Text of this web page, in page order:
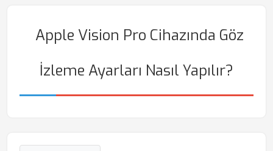
Apple Vision Pro Cihazında Göz
İzleme Ayarları Nasıl Yapılır?